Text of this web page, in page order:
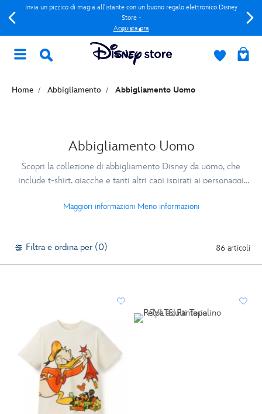
Invia un pizzico di magia all'istante con un buono regalo elettronico Disney
Store -
Acquista ora
Home Abbigliamento Abbigliamento Uomo
Abbigliamento Uomo
Scopri la collezione di abbigliamento Disney da uomo, che
include t-shirt, giacche e tanti altri capi ispirati ai personaggi
Disney dedicati a personaggi come Black Panther o Topolino,
Maggiori informazioni Meno informazioni
Filtra e ordina per (0) 86 articoli